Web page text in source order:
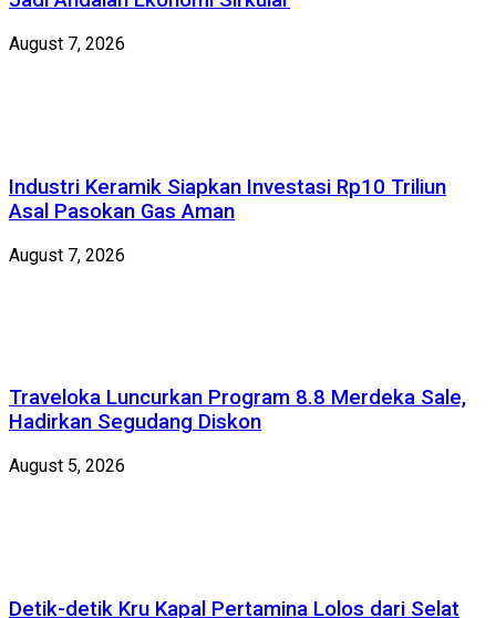
August 7, 2026
Industri Keramik Siapkan Investasi Rp10 Triliun
Asal Pasokan Gas Aman
August 7, 2026
Traveloka Luncurkan Program 8.8 Merdeka Sale,
Hadirkan Segudang Diskon
August 5, 2026
Detik-detik Kru Kapal Pertamina Lolos dari Selat